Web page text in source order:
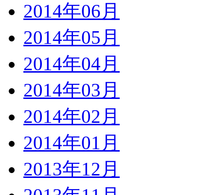
2014年06月
2014年05月
2014年04月
2014年03月
2014年02月
2014年01月
2013年12月